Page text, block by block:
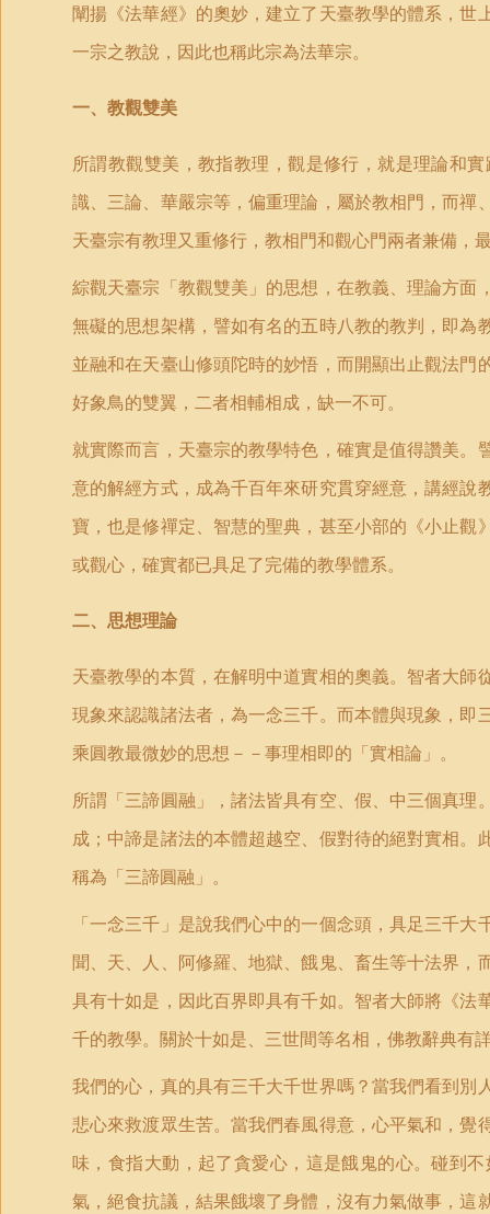
闡揚《法華經》的奧妙，建立了天臺教學的體系，
一宗之教說，因此也稱此宗為法華宗。
一、 教觀雙美
所謂教觀雙美，教指教理，觀是修行，就是理論和
識、三論、華嚴宗等，偏重理論，屬於教相門，而
天臺宗有教理又重修行，教相門和觀心門兩者兼備，
綜觀天臺宗「教觀雙美」的思想，在教義、理論方
無礙的思想架構，譬如有名的五時八教的教判，即
並融和在天臺山修頭陀時的妙悟，而開顯出止觀法
好象鳥的雙翼，二者相輔相成，缺一不可。
就實際而言，天臺宗的教學特色，確實是值得讚美
意的解經方式，成為千百年來研究貫穿經意，講經
寶，也是修禪定、智慧的聖典，甚至小部的《小止
或觀心，確實都已具足了完備的教學體系。
二、 思想理論
天臺教學的本質，在解明中道實相的奧義。智者大
現象來認識諸法者，為一念三千。而本體與現象，
乘圓教最微妙的思想－－事理相即的「實相論」。
所謂「三諦圓融」，諸法皆具有空、假、中三個真
成；中諦是諸法的本體超越空、假對待的絕對實相
稱為「三諦圓融」。
「一念三千」是說我們心中的一個念頭，具足三千
聞、天、人、阿修羅、地獄、餓鬼、畜生等十法界
具有十如是，因此百界即具有千如。智者大師將《
千的教學。關於十如是、三世間等名相，佛教辭典有
我們的心，真的具有三千大千世界嗎？當我們看到
悲心來救渡眾生苦。當我們春風得意，心平氣和，
味，食指大動，起了貪愛心，這是餓鬼的心。碰到
氣，絕食抗議，結果餓壞了身體，沒有力氣做事，